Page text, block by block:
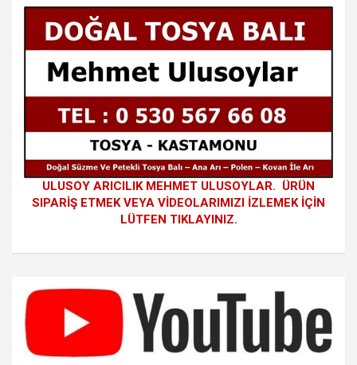
ULUSOY ARICILIK MEHMET ULUSOYLAR. ÜRÜN
SIPARİŞ ETMEK VEYA VİDEOLARIMIZI İZLEMEK İÇİN
LÜTFEN TIKLAYINIZ.